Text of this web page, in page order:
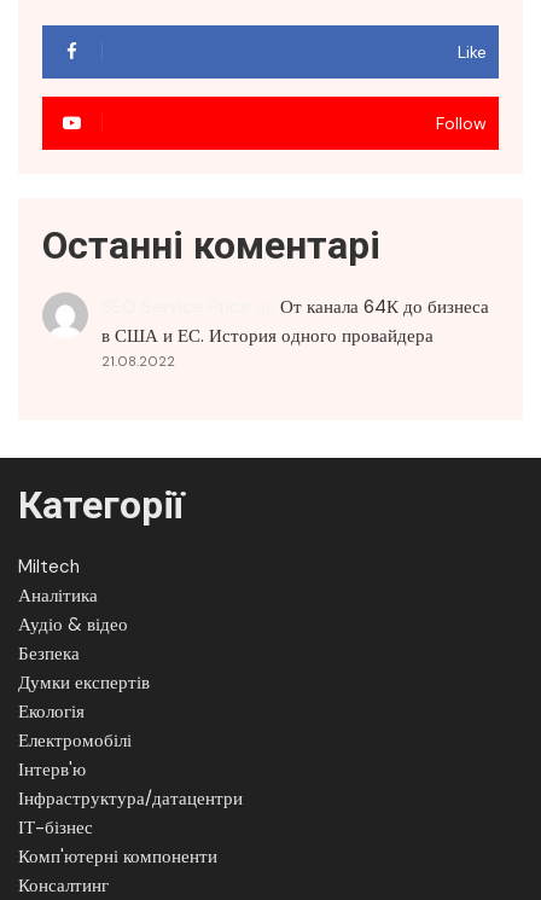
Like
Follow
Останні коментарі
От канала 64К до бизнеса
в США и ЕС. История одного провайдера
21.08.2022
Категорії
Miltech
Аналітика
Аудіо & відео
Безпека
Думки експертів
Екологія
Електромобілі
Інтерв'ю
Інфраструктура/датацентри
ІТ-бізнес
Комп'ютерні компоненти
Консалтинг